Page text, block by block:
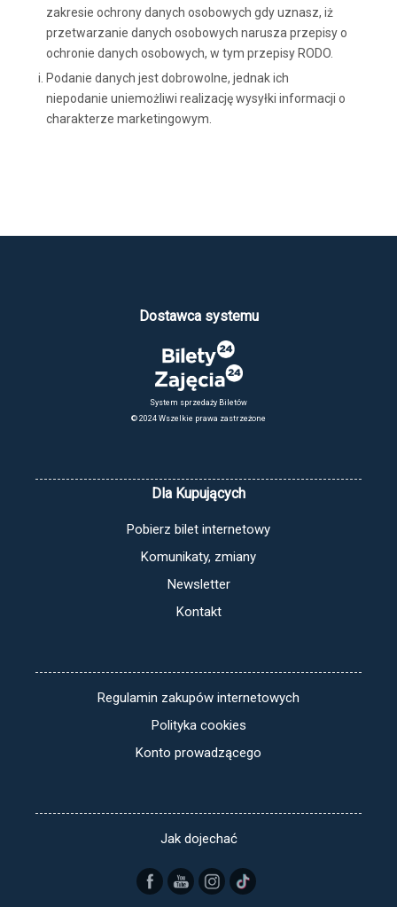
zakresie ochrony danych osobowych gdy uznasz, iż
przetwarzanie danych osobowych narusza przepisy o
ochronie danych osobowych, w tym przepisy RODO.
Podanie danych jest dobrowolne, jednak ich
niepodanie uniemożliwi realizację wysyłki informacji o
charakterze marketingowym.
Dostawca systemu
System sprzedaży Biletów
© 2024 Wszelkie prawa zastrzeżone
Dla Kupujących
Pobierz bilet internetowy
Komunikaty, zmiany
Newsletter
Kontakt
Regulamin zakupów internetowych
Polityka cookies
Konto prowadzącego
Jak dojechać